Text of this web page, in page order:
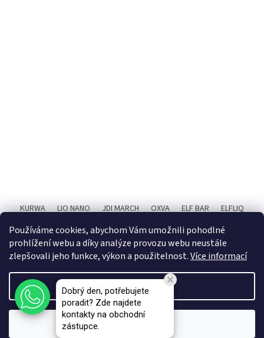
Používáme cookies, abychom Vám umožnili pohodlné
prohlížení webu a díky analýze provozu webu neustále
zlepšovali jeho funkce, výkon a použitelnost.Více informací
Settings
KURWA LIO NANO JDI MARCH OXVA ELF BAR
ELFLIQ
SYX BAR
RITCHY POPIČ! X4 BAR JUICE
Created by Shoptet Premium
Copyright 2026VAPEMA - B2B e-shop . All rights reserved.
Dobrý den, potřebujete
poradit? Zde najdete
kontakty na obchodní
zástupce.